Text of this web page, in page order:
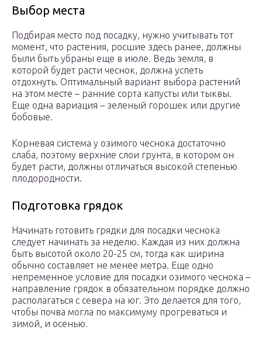
Выбор места
Подбирая место под посадку, нужно учитывать тот
момент, что растения, росшие здесь ранее, должны
были быть убраны еще в июле. Ведь земля, в
которой будет расти чеснок, должна успеть
отдохнуть. Оптимальный вариант выбора растений
на этом месте – ранние сорта капусты или тыквы.
Еще одна вариация – зеленый горошек или другие
бобовые.
Корневая система у озимого чеснока достаточно
слаба, поэтому верхние слои грунта, в котором он
будет расти, должны отличаться высокой степенью
плодородности.
Подготовка грядок
Начинать готовить грядки для посадки чеснока
следует начинать за неделю. Каждая из них должна
быть высотой около 20-25 см, тогда как ширина
обычно составляет не менее метра. Еще одно
непременное условие для посадки озимого чеснока –
направление грядок в обязательном порядке должно
располагаться с севера на юг. Это делается для того,
чтобы почва могла по максимуму прогреваться и
зимой, и осенью.